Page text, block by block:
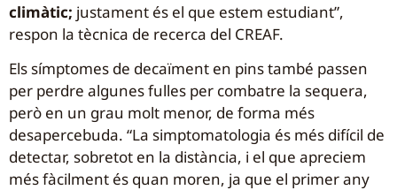
climàtic; justament és el que estem estudiant”,
respon la tècnica de recerca del CREAF.
Els símptomes de decaïment en pins també passen
per perdre algunes fulles per combatre la sequera,
però en un grau molt menor, de forma més
desapercebuda. “La simptomatologia és més difícil de
detectar, sobretot en la distància, i el que apreciem
més fàcilment és quan moren, ja que el primer any